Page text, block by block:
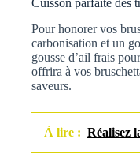
Pour honorer vos
carbonisation et un
gousse d’ail frais
offrira à vos
saveurs.
À lire : Réalisez